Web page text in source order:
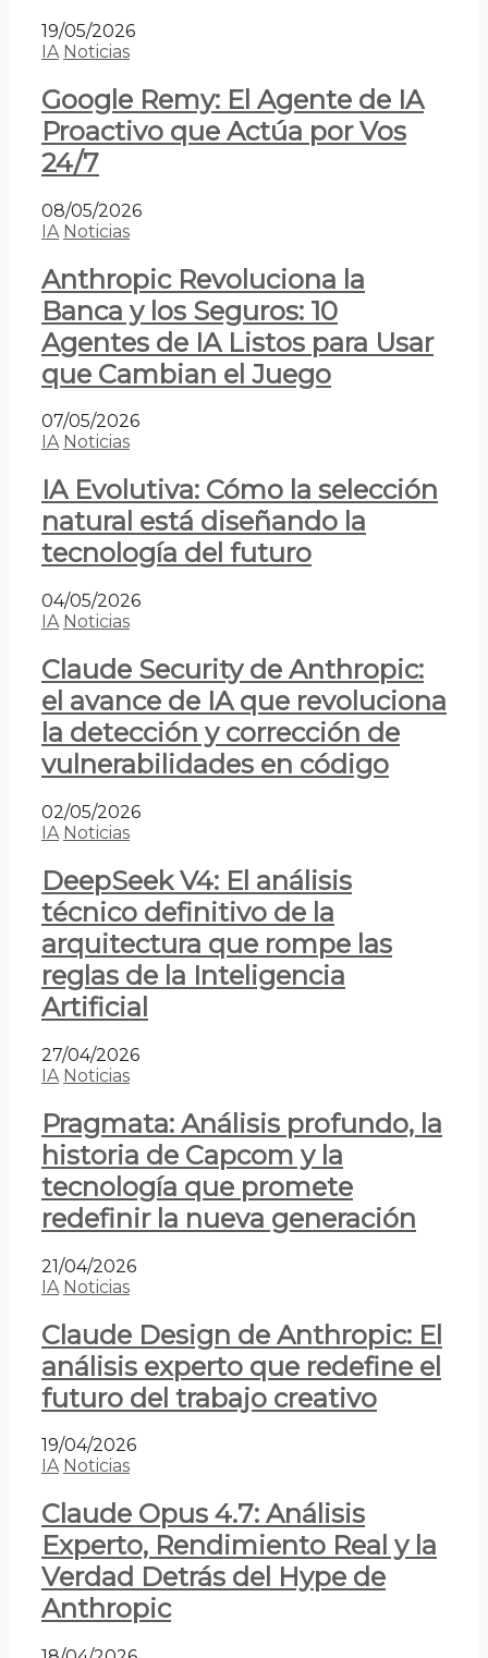
19/05/2026
IA Noticias
Google Remy: El Agente de IA
Proactivo que Actúa por Vos
24/7
08/05/2026
IA Noticias
Anthropic Revoluciona la
Banca y los Seguros: 10
Agentes de IA Listos para Usar
que Cambian el Juego
07/05/2026
IA Noticias
IA Evolutiva: Cómo la selección
natural está diseñando la
tecnología del futuro
04/05/2026
IA Noticias
Claude Security de Anthropic:
el avance de IA que revoluciona
la detección y corrección de
vulnerabilidades en código
02/05/2026
IA Noticias
DeepSeek V4: El análisis
técnico definitivo de la
arquitectura que rompe las
reglas de la Inteligencia
Artificial
27/04/2026
IA Noticias
Pragmata: Análisis profundo, la
historia de Capcom y la
tecnología que promete
redefinir la nueva generación
21/04/2026
IA Noticias
Claude Design de Anthropic: El
análisis experto que redefine el
futuro del trabajo creativo
19/04/2026
IA Noticias
Claude Opus 4.7: Análisis
Experto, Rendimiento Real y la
Verdad Detrás del Hype de
Anthropic